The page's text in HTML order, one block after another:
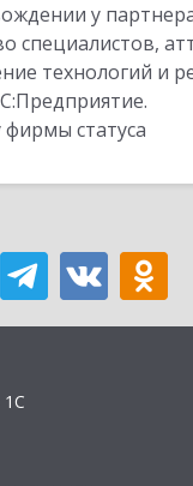
у
специалистов,
технологий и
статуса
1С